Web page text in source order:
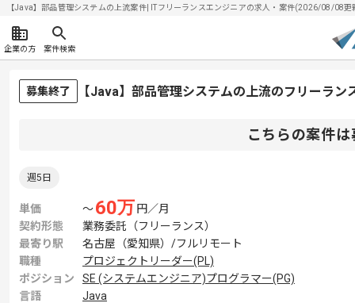
【Java】部品管理システムの上流案件| ITフリーランスエンジニアの求人・案件(2026/08/08更
企業の方 案件検索
募集終了 【Java】部品管理システムの上流のフリーラン
こちらの案件
週5日
単価 〜60万 円／月
契約形態
業務委託（フリーランス）
最寄り駅
名古屋（愛知県）/フルリモート
職種
プロジェクトリーダー(PL)
ポジション
SE (システムエンジニア)プログラマー(PG)
言語
Java